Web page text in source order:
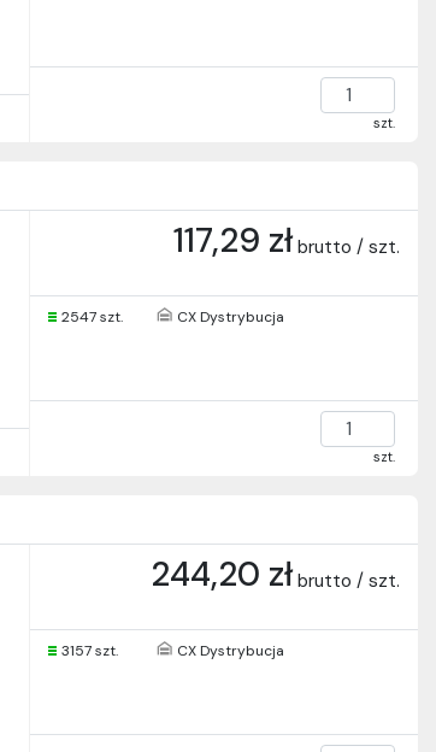
szt.
117,29 zł brutto / szt.
2547 szt. CX Dystrybucja
szt.
244,20 zł brutto / szt.
3157 szt. CX Dystrybucja